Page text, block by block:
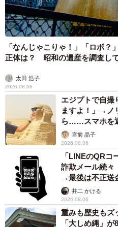
2026.08.06
「ミステリーの
「2時間サスペ
違う血液型に「
屋】まいどなニュース
優岩下志麻さん
まいどなメディア
2026.08.05
「ふざけてませ
子店 次はカブ
ゲテモノ和菓
らいリアル」
中将 タカノリ
2026.08.05
【漫画】中学受
いね」…御三家
えていく 限界